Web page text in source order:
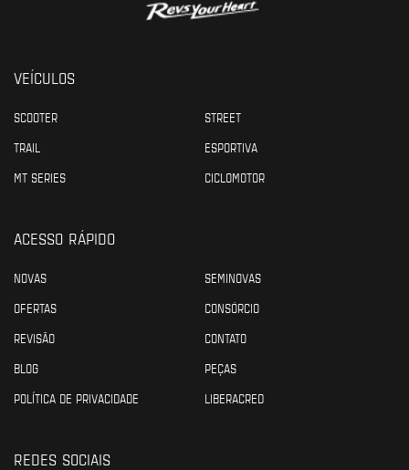
VEÍCULOS
SCOOTER
STREET
TRAIL
ESPORTIVA
MT SERIES
CICLOMOTOR
ACESSO RÁPIDO
NOVAS
SEMINOVAS
OFERTAS
CONSÓRCIO
REVISÃO
CONTATO
BLOG
PEÇAS
POLÍTICA DE PRIVACIDADE
LIBERACRED
REDES SOCIAIS